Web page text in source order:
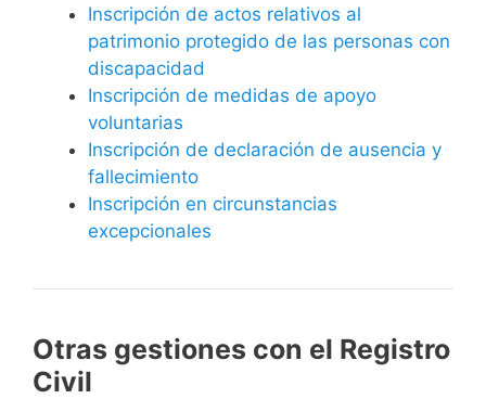
Inscripción de actos relativos al
patrimonio protegido de las personas con
discapacidad
Inscripción de medidas de apoyo
voluntarias
Inscripción de declaración de ausencia y
fallecimiento
Inscripción en circunstancias
excepcionales
Otras gestiones con el Registro
Civil